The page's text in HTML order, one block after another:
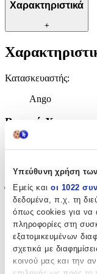
Υπεύθυνη χρήση
Εμείς και οι 1022
δεδομένα, π.χ. τη
όπως cookies για να
πληροφορίες στη
εξατομικευμένων
σχετικά με
κοινού μας και την
Χαρακτηριστικά
+
Κατασκευαστής:
Ango
Βασικά
Ζωάκια
Έξτρα
3D:
Ναι
Αξιολογήσεις